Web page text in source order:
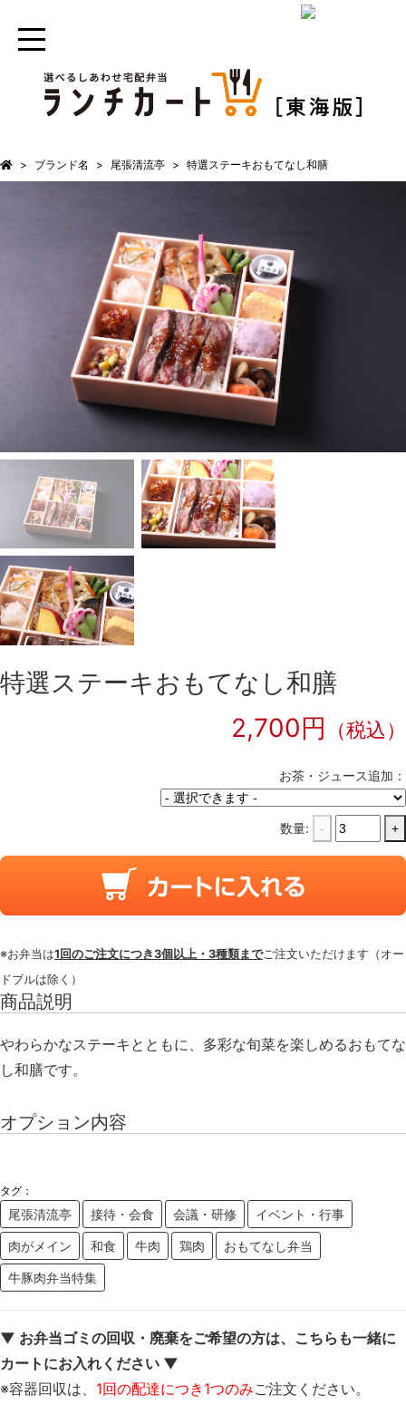
ブランド名 尾張清流亭 特選ステーキおもてなし和膳
特選ステーキおもてなし和膳
2,700円
（税込）
お茶・ジュース追加：
数量: - +
※お弁当は1回のご注文につき3個以上・3種類までご注文いただけます（オー
ドブルは除く）
商品説明
やわらかなステーキとともに、多彩な旬菜を楽しめるおもてな
し和膳です。
オプション内容
タグ：
尾張清流亭 接待・会食 会議・研修 イベント・行事
肉がメイン 和食 牛肉 鶏肉 おもてなし弁当
牛豚肉弁当特集
▼ お弁当ゴミの回収・廃棄をご希望の方は、こちらも一緒に
カートにお入れください ▼
※容器回収は、 1回の配達につき1つのみご注文ください。